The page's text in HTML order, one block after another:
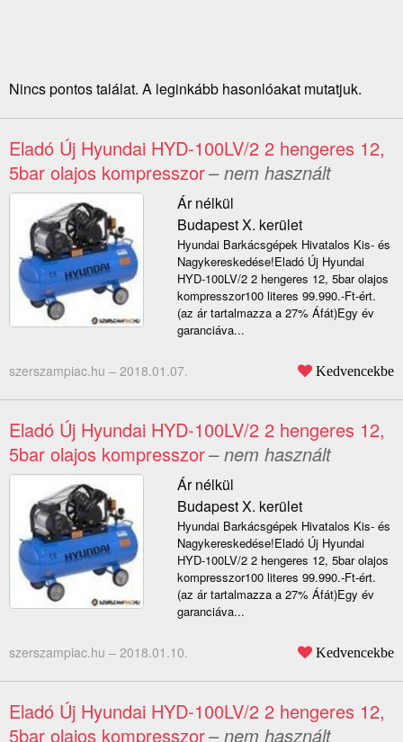
Nincs pontos találat. A leginkább hasonlóakat mutatjuk.
Eladó Új Hyundai HYD-100LV/2 2 hengeres 12,
5bar olajos kompresszor– nem használt
Ár nélkül
Budapest X. kerület
Hyundai Barkácsgépek Hivatalos Kis- és
Nagykereskedése!Eladó Új Hyundai
HYD-100LV/2 2 hengeres 12, 5bar olajos
kompresszor100 literes 99.990.-Ft-ért.
(az ár tartalmazza a 27% Áfát)Egy év
garanciáva...
szerszampiac.hu – 2018.01.07. Kedvencekbe
Eladó Új Hyundai HYD-100LV/2 2 hengeres 12,
5bar olajos kompresszor– nem használt
Ár nélkül
Budapest X. kerület
Hyundai Barkácsgépek Hivatalos Kis- és
Nagykereskedése!Eladó Új Hyundai
HYD-100LV/2 2 hengeres 12, 5bar olajos
kompresszor100 literes 99.990.-Ft-ért.
(az ár tartalmazza a 27% Áfát)Egy év
garanciáva...
szerszampiac.hu – 2018.01.10. Kedvencekbe
Eladó Új Hyundai HYD-100LV/2 2 hengeres 12,
5bar olajos kompresszor– nem használt